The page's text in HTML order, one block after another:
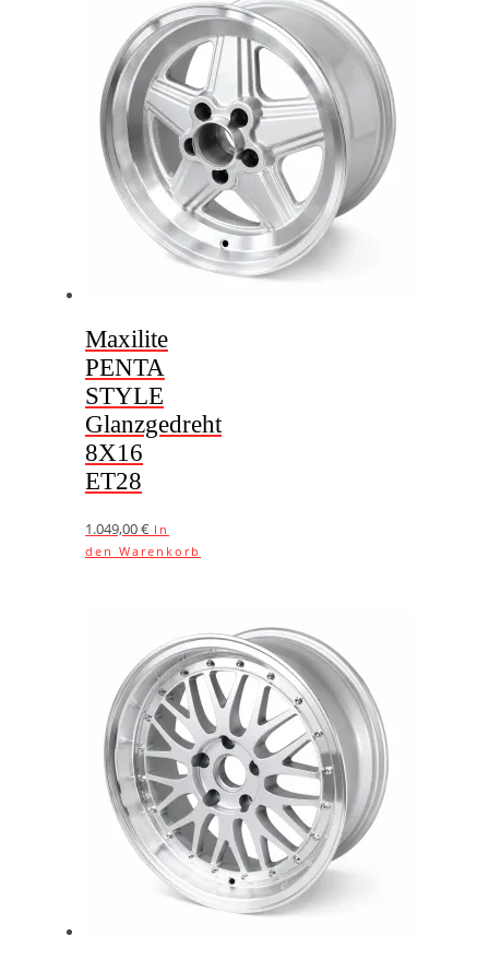
Maxilite
PENTA
STYLE
Glanzgedreht
8X16
ET28
1.049,00€ In
den Warenkorb